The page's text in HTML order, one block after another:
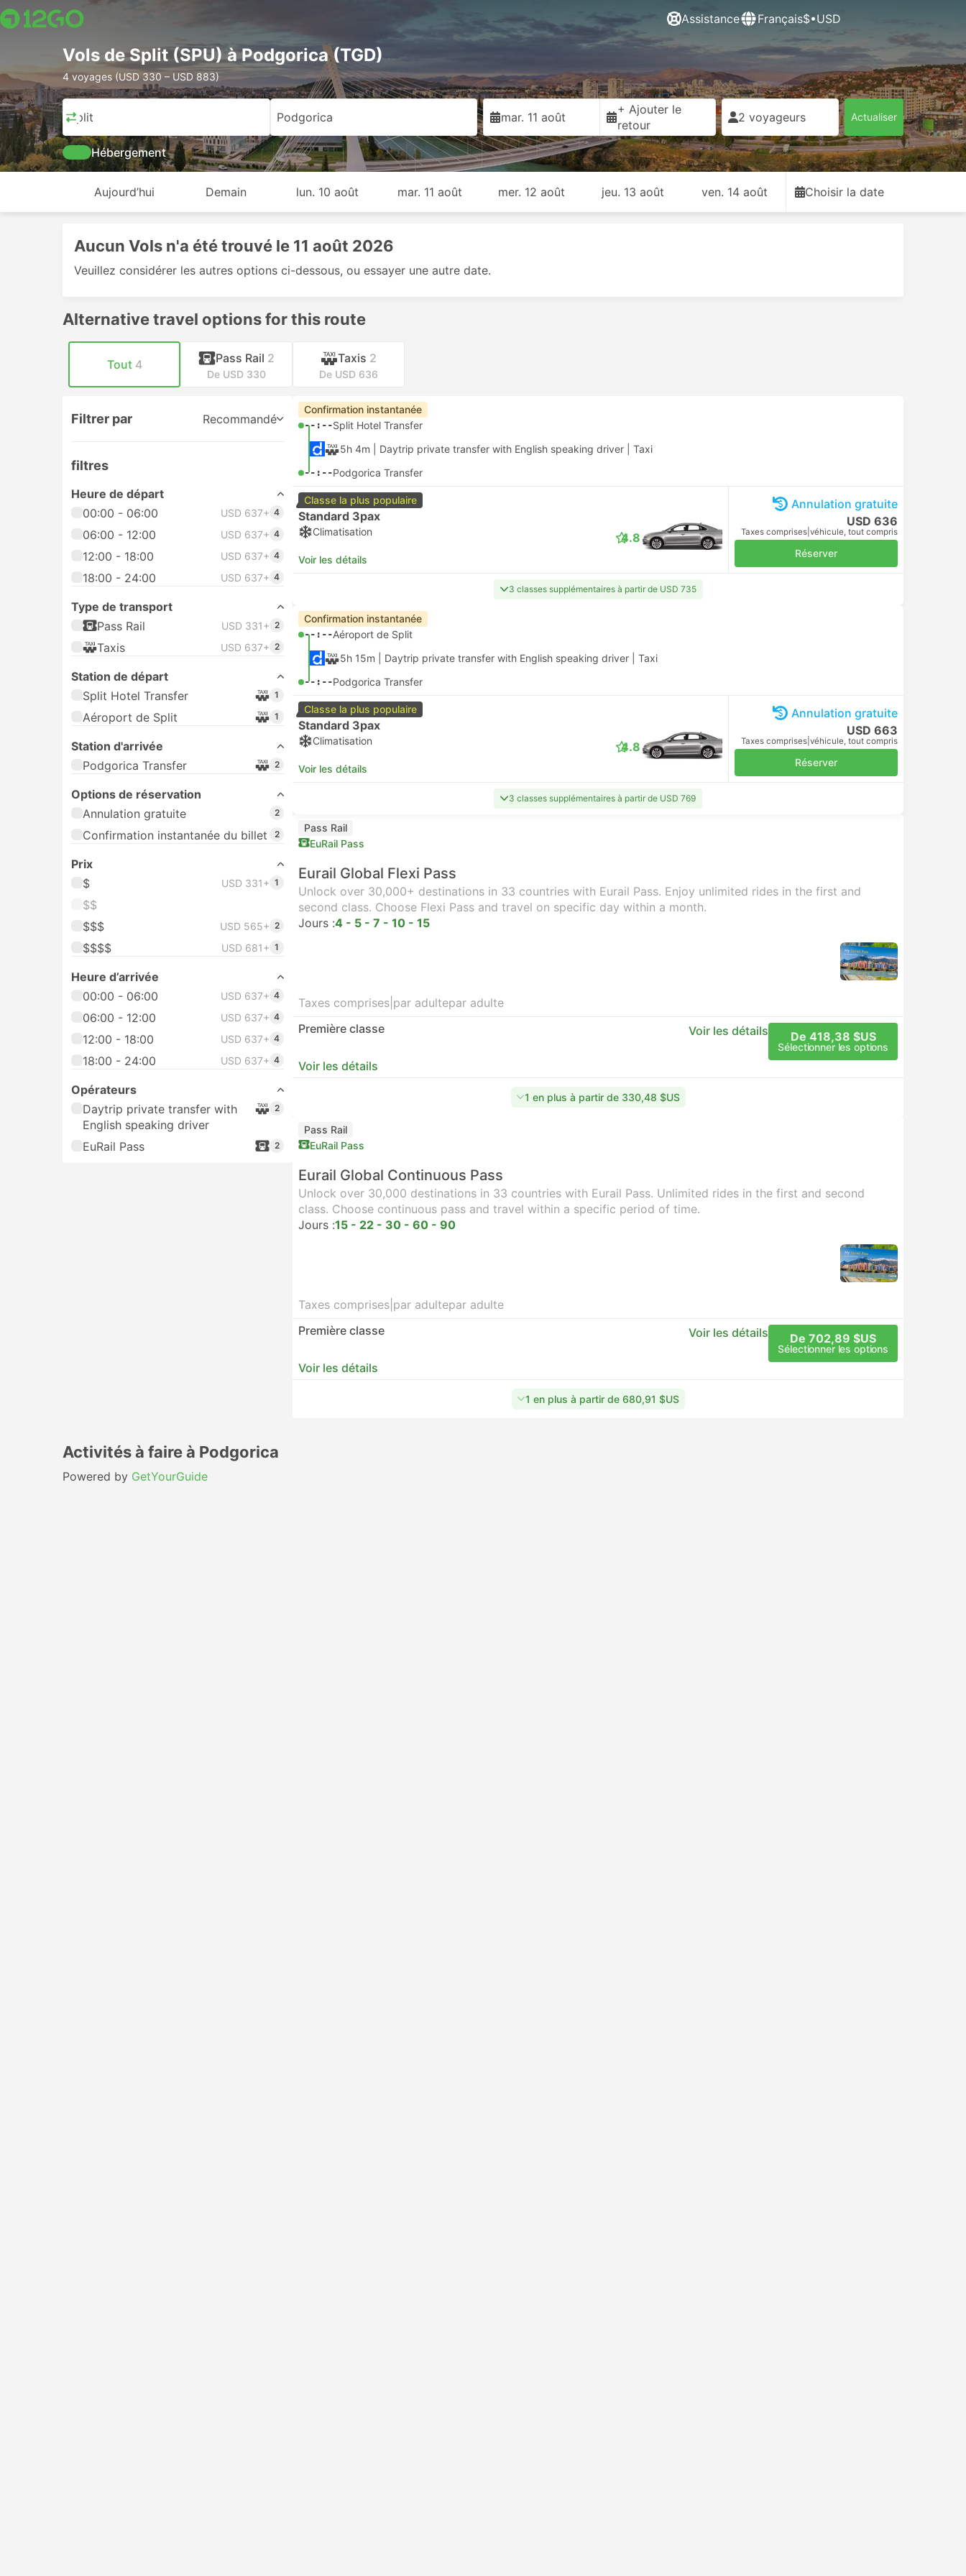
Assistance Français$•USD
Vols de Split (SPU) à Podgorica (TGD)
4 voyages (USD 330 – USD 883)
Split Podgorica mar. 11 août
+ Ajouter le
retour
2 voyageurs Actualiser
Hébergement
Aujourd’hui Demain lun. 10 août mar. 11 août mer. 12 août jeu. 13 août ven. 14 août Choisir la date
Aucun Vols n'a été trouvé le 11 août 2026
Veuillez considérer les autres options ci-dessous, ou essayer une autre date.
Alternative travel options for this route
Tout 4 Pass Rail 2
De USD 330
Taxis 2
De USD 636
Filtrer par Recommandé
filtres
Heure de départ
00:00 - 06:00
USD 637+ 4
06:00 - 12:00 USD 637+ 4
12:00 - 18:00 USD 637+ 4
18:00 - 24:00 USD 637+ 4
Type de transport
Pass Rail
USD 331+ 2
Taxis USD 637+ 2
Station de départ
Split Hotel Transfer
1
Aéroport de Split 1
Station d'arrivée
Podgorica Transfer
2
Options de réservation
Annulation gratuite
2
Confirmation instantanée du billet 2
Prix
$
USD 331+ 1
$$
$$$
USD 565+ 2
$$$$ USD 681+ 1
Heure d’arrivée
00:00 - 06:00
USD 637+ 4
06:00 - 12:00 USD 637+ 4
12:00 - 18:00 USD 637+ 4
18:00 - 24:00 USD 637+ 4
Opérateurs
Daytrip private transfer with
English speaking driver
2
EuRail Pass 2
Confirmation instantanée
--:--Split Hotel Transfer
5h 4m | Daytrip private transfer with English speaking driver Taxi
--:--Podgorica Transfer
Classe la plus populaire
Standard 3pax
Climatisation
Voir les détails
4.8
Annulation gratuite
USD 636
Taxes comprises véhicule, tout compris
Réserver
3 classes supplémentaires à partir de USD 735
Confirmation instantanée
--:--Aéroport de Split
5h 15m | Daytrip private transfer with English speaking driver Taxi
--:--Podgorica Transfer
Classe la plus populaire
Standard 3pax
Climatisation
Voir les détails
4.8
Annulation gratuite
USD 663
Taxes comprises véhicule, tout compris
Réserver
3 classes supplémentaires à partir de USD 769
Pass Rail
EuRail Pass
Eurail Global Flexi Pass
Unlock over 30,000+ destinations in 33 countries with Eurail Pass. Enjoy unlimited rides in the first and
second class. Choose Flexi Pass and travel on specific day within a month.
Jours :4 - 5 - 7 - 10 - 15
Taxes comprises par adultepar adulte
Première classe
Voir les détails De 418,38 $US
Sélectionner les options
Voir les détails
1 en plus à partir de 330,48 $US
Pass Rail
EuRail Pass
Eurail Global Continuous Pass
Unlock over 30,000 destinations in 33 countries with Eurail Pass. Unlimited rides in the first and second
class. Choose continuous pass and travel within a specific period of time.
Jours :15 - 22 - 30 - 60 - 90
Taxes comprises par adultepar adulte
Première classe
Voir les détails De 702,89 $US
Sélectionner les options
Voir les détails
1 en plus à partir de 680,91 $US
Activités à faire à Podgorica
Powered by GetYourGuide